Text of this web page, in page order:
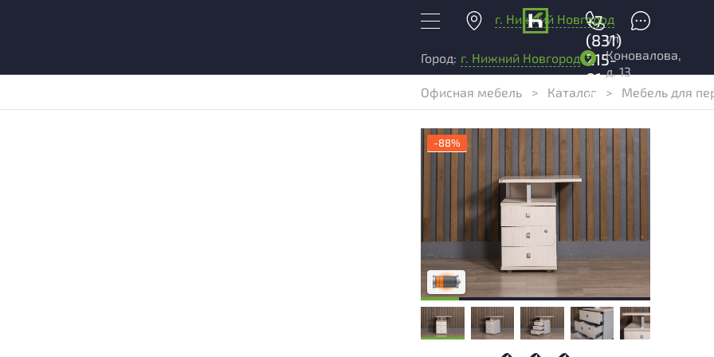
г. Нижний Новгород
+7
(831)
215-
01-
04
Город: г. Нижний Новгород
ул.
Коновалова,
д. 13
Офисная мебель > Каталог > Мебель для
-88%
Товар имеет повреждения и/или следы
эксплуатации, влияющие на внешний вид
и удобство его использования
Высокая степень износа